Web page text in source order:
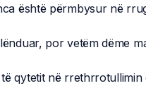
është përmbysur në
por vetëm dëme
qytetit në rrethrrotullimin